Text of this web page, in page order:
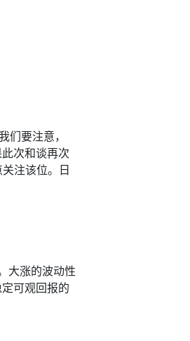
们要注意，
次和谈再次
注该位。日
大涨的波动性
可观回报的